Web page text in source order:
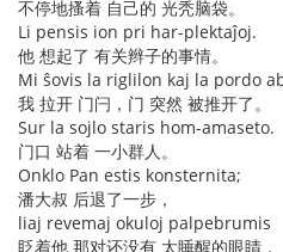
不停地搔着 自己的 光秃脑袋。
Li pensis ion pri har-plektaĵoj.
他 想起了 有关辫子的事情。
Mi ŝovis la riglilon kaj la pordo
我 拉开 门闩，门 突然 被推开了。
Sur la sojlo staris hom-amaseto.
门口 站着 一小群人。
Onklo Pan estis konsternita;
潘大叔 后退了一步，
liaj revemaj okuloj palpebrumis
眨着他 那对还没有 太睡醒的眼睛，